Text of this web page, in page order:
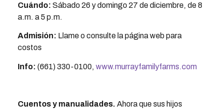
Cuándo: Sábado 26 y domingo 27 de diciembre, de 8
a.m. a 5 p.m.
Admisión: Llame o consulte la página web para
costos
Info: (661) 330-0100, www.murrayfamilyfarms.com
Cuentos y manualidades. Ahora que sus hijos